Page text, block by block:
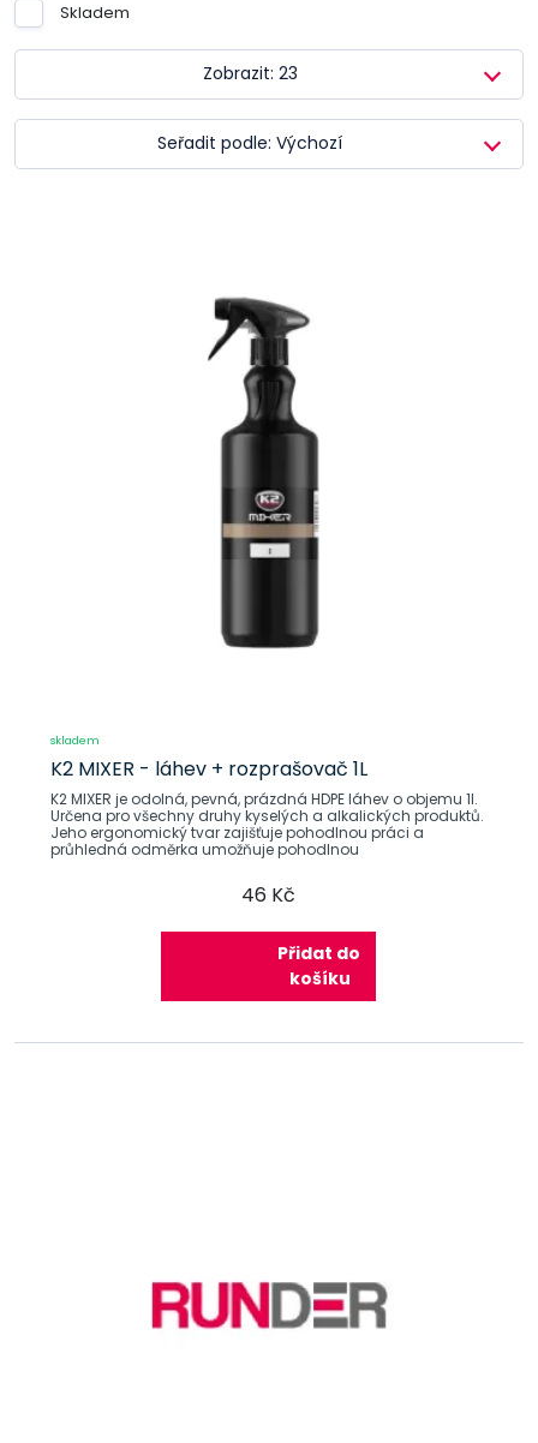
Seřadit podle: Výchozí
Skladem
Zobrazit: 23
skladem
K2 MIXER - láhev + rozprašovač 1L
K2 MIXER je odolná, pevná, prázdná HDPE láhev o objemu 1l.
Určena pro všechny druhy kyselých a alkalických produktů.
Jeho ergonomický tvar zajišťuje pohodlnou práci a
průhledná odměrka umožňuje pohodlnou
46 Kč
Přidat do
košíku